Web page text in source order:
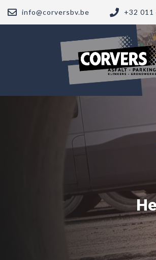
info@corversbv.be +32 011